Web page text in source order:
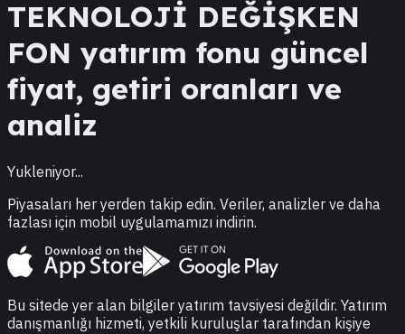
TEKNOLOJİ DEĞİŞKEN
FON yatırım fonu güncel
fiyat, getiri oranları ve
analiz
Yukleniyor...
Piyasaları her yerden takip edin. Veriler, analizler ve daha
fazlası için mobil uygulamamızı indirin.
Bu sitede yer alan bilgiler yatırım tavsiyesi değildir. Yatırım
danışmanlığı hizmeti, yetkili kuruluşlar tarafından kişiye